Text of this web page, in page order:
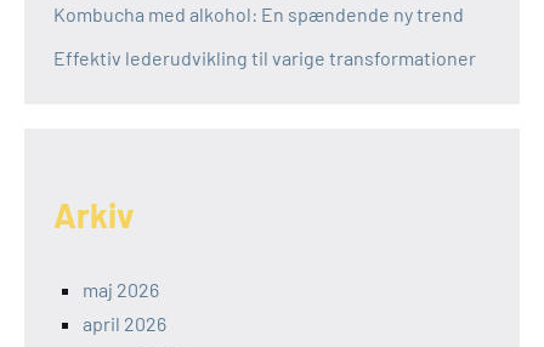
Kombucha med alkohol: En spændende ny trend
Effektiv lederudvikling til varige transformationer
Arkiv
maj 2026
april 2026